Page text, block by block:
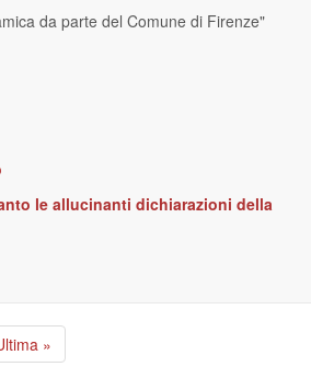
da parte del Comune di Firenze"
le allucinanti dichiarazioni della
»